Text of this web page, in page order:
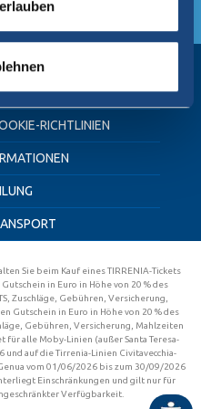
gelesen
RICHTLINIEN
Sie beim Kauf eines TIRRENIA-Tickets
in Euro in Höhe von 20 % des
Zuschläge, Gebühren, Versicherung,
Gutschein in Euro in Höhe von 20 % des
Gebühren, Versicherung, Mahlzeiten
für alle Moby-Linien (außer Santa Teresa-
und auf die Tirrenia-Linien Civitavecchia-
vom 01/06/2026 bis zum 30/09/2026
Einschränkungen und gilt nur für
Verfügbarkeit.